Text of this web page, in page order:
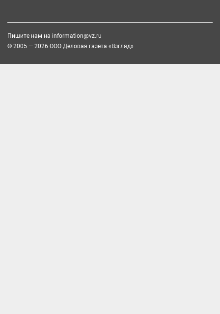
Пишите нам на information@vz.ru
© 2005 — 2026 ООО Деловая газета «Взгляд»